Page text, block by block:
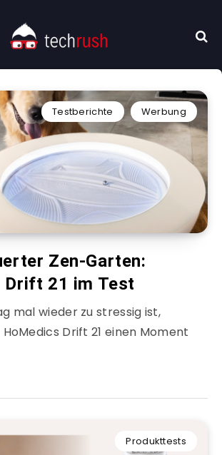
Testberichte Werbung
Zen-Garten:
Drift 21 im Test
mal wieder zu stressig ist,
Drift 21 einen Moment
Produkttests